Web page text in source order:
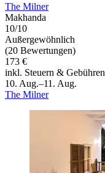
The Milner
Makhanda
10/10
Außergewöhnlich
(20 Bewertungen)
173 €
inkl. Steuern & Gebühren
10. Aug.–11. Aug.
The Milner